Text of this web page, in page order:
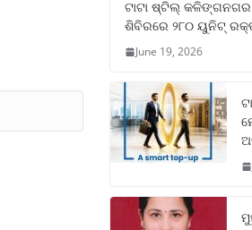
ଟାଟା ଷ୍ଟିଲ୍‌
ଶିବିରରେ ୨୮୦ ୟୁନିଟ୍‌
June 19, 2026